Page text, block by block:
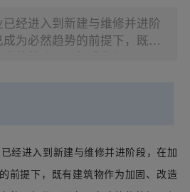
经进入到新建与维修并进阶
为必然趋势的前提下，既有
，在既有建筑物的现场检测过
现一些没有设计图纸或设计图
要点。
经进入到新建与维修并进阶段，在加
前提下，既有建筑物作为加固、改造